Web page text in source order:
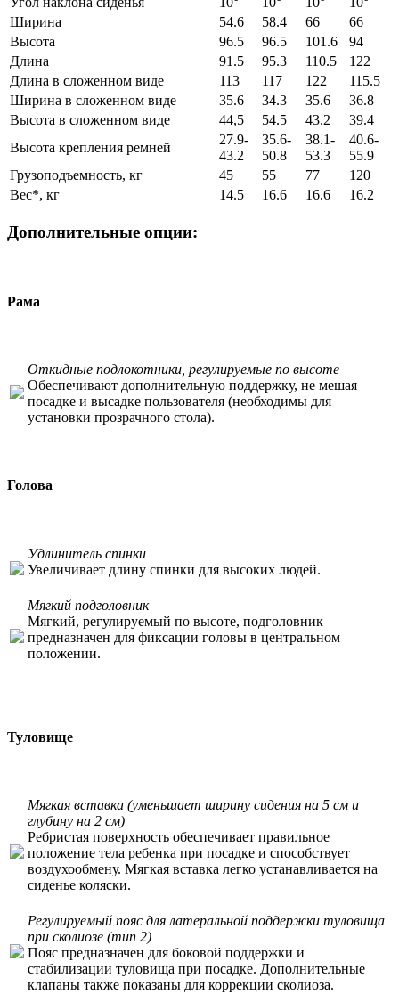
Ширина
54.6 58.4 66
66
Высота
96.5 96.5 101.6
94
Длина
91.5 95.3 110.5
122
Длина в сложенном виде
113 117 122
115.5
Ширина в сложенном виде
35.6 34.3 35.6
36.8
Высота в сложенном виде
44,5 54.5 43.2
39.4
Высота крепления ремней
27.9-
43.2
35.6-
50.8
38.1-
53.3
40.6-
55.9
Грузоподъемность, кг
45 55 77
120
Вес*, кг
14.5 16.6 16.6 16.2
Дополнительные опции:
Рама
Откидные подлокотники, регулируемые по высоте
Обеспечивают дополнительную поддержку, не мешая
посадке и высадке пользователя (необходимы для
установки прозрачного стола).
Голова
Удлинитель спинки
Увеличивает длину спинки для высоких людей.
Мягкий подголовник
Мягкий, регулируемый по высоте, подголовник
предназначен для фиксации головы в центральном
положении.
Туловище
Мягкая вставка (уменьшает ширину сидения на 5 см и
глубину на 2 см)
Ребристая поверхность обеспечивает правильное
положение тела ребенка при посадке и способствует
воздухообмену. Мягкая вставка легко устанавливается на
сиденье коляски.
Регулируемый пояс для латеральной поддержки туловища
при сколиозе (тип 2)
Пояс предназначен для боковой поддержки и
стабилизации туловища при посадке. Дополнительные
клапаны также показаны для коррекции сколиоза.